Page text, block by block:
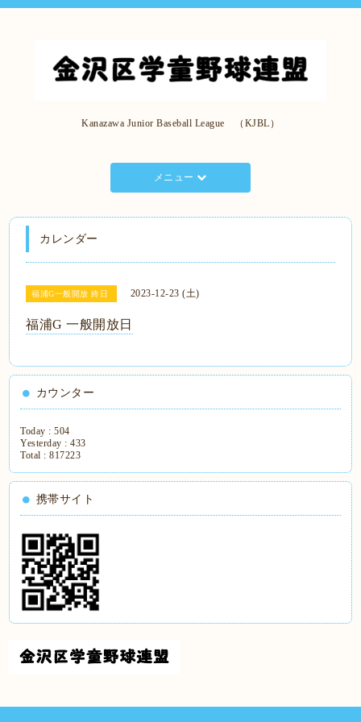
Kanazawa Junior Baseball League （KJBL）
メニュー
カレンダー
福浦G一般開放 終日 2023-12-23 (土)
福浦G 一般開放日
カウンター
Today :504
Yesterday :433
Total :817223
携帯サイト